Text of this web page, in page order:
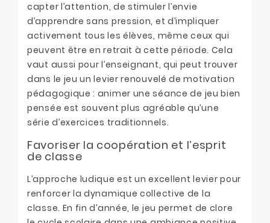
capter l’attention, de stimuler l’envie
d’apprendre sans pression, et d’impliquer
activement tous les élèves, même ceux qui
peuvent être en retrait à cette période. Cela
vaut aussi pour l’enseignant, qui peut trouver
dans le jeu un levier renouvelé de motivation
pédagogique : animer une séance de jeu bien
pensée est souvent plus agréable qu’une
série d’exercices traditionnels.
Favoriser la coopération et l’esprit
de classe
L’approche ludique est un excellent levier pour
renforcer la dynamique collective de la
classe. En fin d’année, le jeu permet de clore